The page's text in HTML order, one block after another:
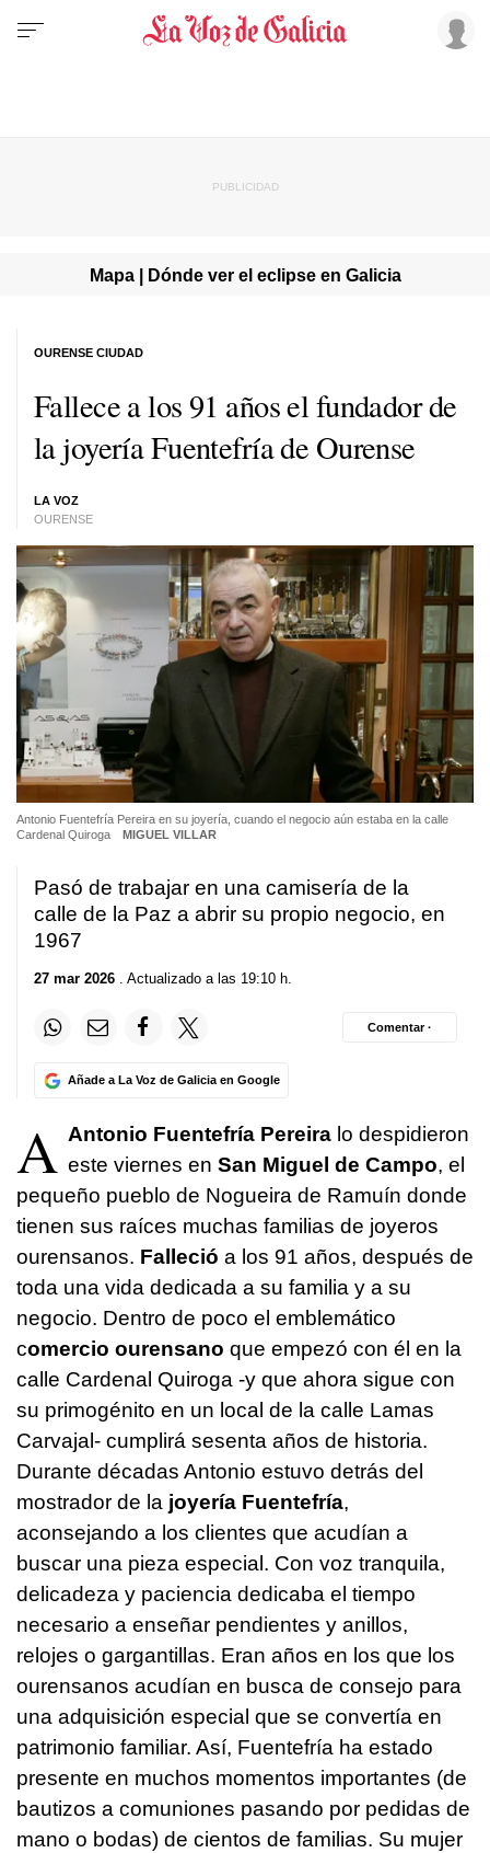
Mapa | Dónde ver el eclipse en Galicia
Fallece a los 91 años el fundador de
la joyería Fuentefría de Ourense
LA VOZ
OURENSE
OURENSE CIUDAD
Antonio Fuentefría Pereira en su joyería, cuando el negocio aún estaba en la calle
Cardenal Quiroga
MIGUEL VILLAR
Pasó de trabajar en una camisería de la
calle de la Paz a abrir su propio negocio, en
1967
27 mar 2026 . Actualizado a las 19:10 h.
Añade a La Voz de Galicia en Google
Comentar ·
A Antonio Fuentefría Pereira lo despidieron
este viernes en San Miguel de Campo, el
pequeño pueblo de Nogueira de Ramuín donde
tienen sus raíces muchas familias de joyeros
ourensanos. Falleció a los 91 años, después de
toda una vida dedicada a su familia y a su
negocio. Dentro de poco el emblemático
comercio ourensano que empezó con él en la
calle Cardenal Quiroga -y que ahora sigue con
su primogénito en un local de la calle Lamas
Carvajal- cumplirá sesenta años de historia.
Durante décadas Antonio estuvo detrás del
mostrador de la joyería Fuentefría,
aconsejando a los clientes que acudían a
buscar una pieza especial. Con voz tranquila,
delicadeza y paciencia dedicaba el tiempo
necesario a enseñar pendientes y anillos,
relojes o gargantillas. Eran años en los que los
ourensanos acudían en busca de consejo para
una adquisición especial que se convertía en
patrimonio familiar. Así, Fuentefría ha estado
presente en muchos momentos importantes (de
bautizos a comuniones pasando por pedidas de
mano o bodas) de cientos de familias. Su mujer